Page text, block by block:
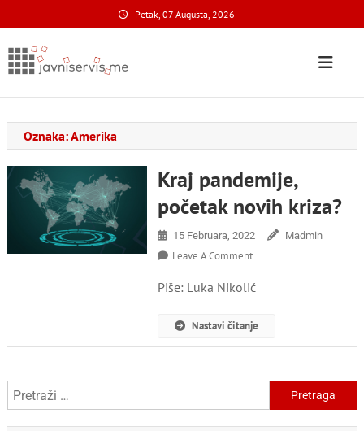
to
content
Petak, 07 Augusta, 2026
Javni Servis
Oznaka:Amerika
Kraj pandemije,
početak novih kriza?
15 Februara, 2022 Madmin
Leave A CommentOn
Pandemije,
Novih
Kriza?
Piše: Luka Nikolić
Nastavi čitanje
Pretraga: